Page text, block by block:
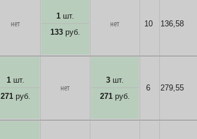
нет
1шт.
133руб.
нет 10 136,58
1шт.
271руб.
нет
3шт.
271руб.
6 279,55